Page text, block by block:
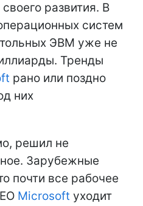
развития. В
систем
ЭВМ уже не
Тренды
рано или поздно
них
решил не
Зарубежные
почти все рабочее
Microsoft уходит